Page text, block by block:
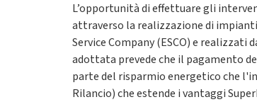
L’opportunità di effettuare gli
attraverso la realizzazione di
Service Company (ESCO) e
adottata prevede che il pagamento
parte del risparmio energetico che
Rilancio) che estende i vantaggi